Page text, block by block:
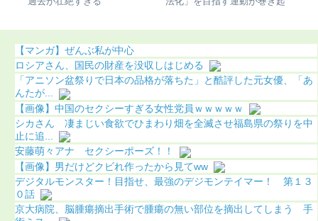
【マンガ】ぜんぶ私が中心
ロシアさん、国民の財産を没収しはじめる
「アニソン盆祭りで日本の品格が落ちた」と酷評した元女優、「あ
んたが...
【画像】中国のセクシーすぎる女性党員ｗｗｗｗｗ
シカさん 凄まじい食欲でひまわり畑を全滅させ福島県の祭りを中
止に追...
安藤萌々アナ セクシーポーズ！！
【画像】男だけどクビれ作ったから見てww
デジタルモンスター！目指せ、最強のデジモンテイマー！ 第１３
０話
京大病院、脳腫瘍摘出手術で腫瘍の無い部位を摘出してしまう 手